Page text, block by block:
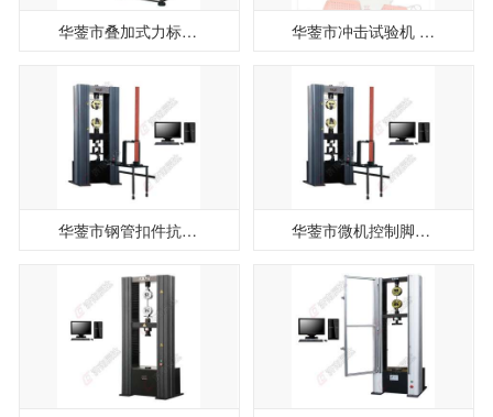
华蓥市叠加式力标准机DLB-300 华蓥市冲击试验机 金属冲击试验机
华蓥市钢管扣件抗拉强度试验机 华蓥市微机控制脚手架扣件试验机